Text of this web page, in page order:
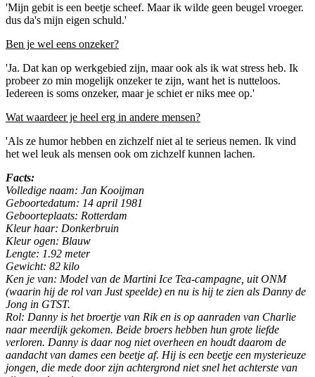
'Mijn gebit is een beetje scheef. Maar ik wilde geen beugel vroeger.
dus da's mijn eigen schuld.'
Ben je wel eens onzeker?
'Ja. Dat kan op werkgebied zijn, maar ook als ik wat stress heb. Ik
probeer zo min mogelijk onzeker te zijn, want het is nutteloos.
Iedereen is soms onzeker, maar je schiet er niks mee op.'
Wat waardeer je heel erg in andere mensen?
'Als ze humor hebben en zichzelf niet al te serieus nemen. Ik vind
het wel leuk als mensen ook om zichzelf kunnen lachen.
Facts:
Volledige naam: Jan Kooijman
Geboortedatum: 14 april 1981
Geboorteplaats: Rotterdam
Kleur haar: Donkerbruin
Kleur ogen: Blauw
Lengte: 1.92 meter
Gewicht: 82 kilo
Ken je van: Model van de Martini Ice Tea-campagne, uit ONM
(waarin hij de rol van Just speelde) en nu is hij te zien als Danny de
Jong in GTST.
Rol: Danny is het broertje van Rik en is op aanraden van Charlie
naar meerdijk gekomen. Beide broers hebben hun grote liefde
verloren. Danny is daar nog niet overheen en houdt daarom de
aandacht van dames een beetje af. Hij is een beetje een mysterieuze
jongen, die mede door zijn achtergrond niet snel het achterste van